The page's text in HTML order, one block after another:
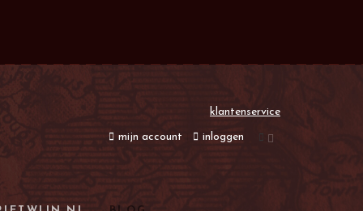
klantenservice
mijn account inloggen